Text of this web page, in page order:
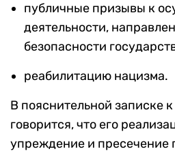
публичные призывы к
деятельности,
безопасности
реабилитацию нацизма.
В пояснительной записке
говорится, что его
упреждение и пресечение